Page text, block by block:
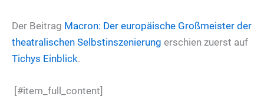
Der Beitrag Macron: Der europäische Großmeister der
theatralischen Selbstinszenierung erschien zuerst auf
Tichys Einblick.
[#item_full_content]